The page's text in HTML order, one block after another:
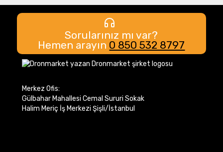
Sorularınız mı var?
Hemen arayın 0 850 532 8797
Merkez Ofis:
Gülbahar Mahallesi Cemal Sururi Sokak
Halim Meriç İş Merkezi Şişli/İstanbul